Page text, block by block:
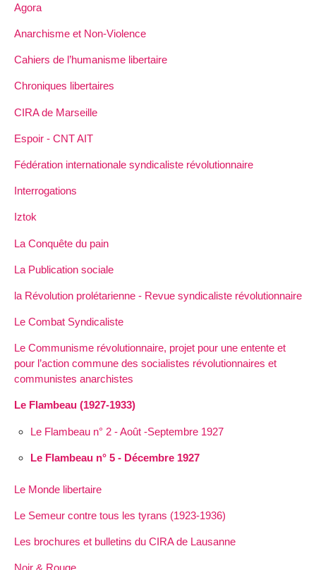
Agora
Anarchisme et Non-Violence
Cahiers de l’humanisme libertaire
Chroniques libertaires
CIRA de Marseille
Espoir - CNT AIT
Fédération internationale syndicaliste révolutionnaire
Interrogations
Iztok
La Conquête du pain
La Publication sociale
la Révolution prolétarienne - Revue syndicaliste révolutionnaire
Le Combat Syndicaliste
Le Communisme révolutionnaire, projet pour une entente et
pour l’action commune des socialistes révolutionnaires et
communistes anarchistes
Le Flambeau (1927-1933)
Le Flambeau n° 2 - Août -Septembre 1927
Le Flambeau n° 5 - Décembre 1927
Le Monde libertaire
Le Semeur contre tous les tyrans (1923-1936)
Les brochures et bulletins du CIRA de Lausanne